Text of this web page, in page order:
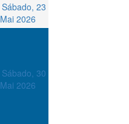
Sábado, 23
Mai 2026
Sábado, 30
Mai 2026